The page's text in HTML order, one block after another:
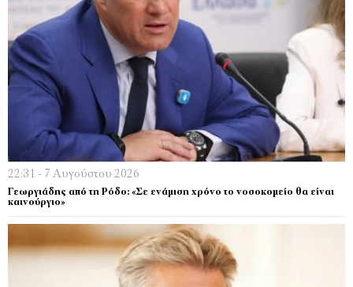
22:31 - 7 Αυγούστου 2026
Γεωργιάδης από τη Ρόδο: «Σε ενάμιση χρόνο το νοσοκομείο θα είναι
καινούργιο»